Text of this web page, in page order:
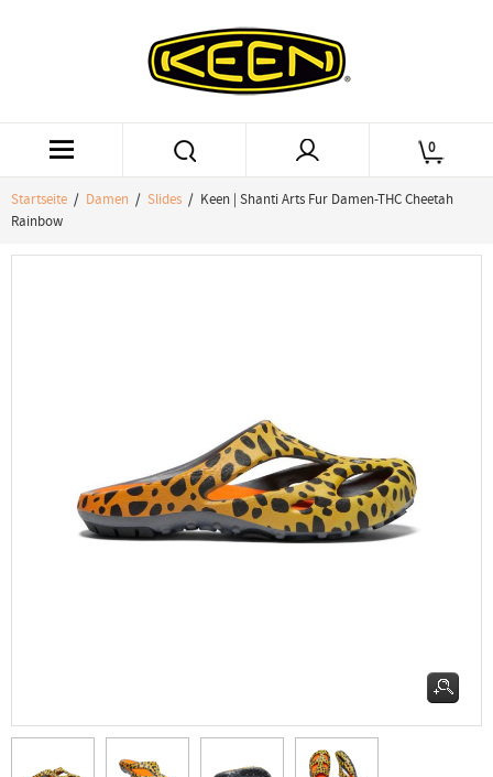
0
Startseite / Damen / Slides / Keen | Shanti Arts Fur Damen-THC Cheetah
Rainbow